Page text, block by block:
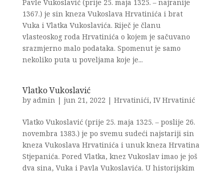
Pavle Vukoslavić (prije 25. maja 1325. – najranije
1367.) je sin kneza Vukoslava Hrvatinića i brat
Vuka i Vlatka Vukoslavića. Riječ je članu
vlasteoskog roda Hrvatinića o kojem je sačuvano
srazmjerno malo podataka. Spomenut je samo
nekoliko puta u poveljama koje je...
Vlatko Vukoslavić
by admin| jun 21, 2022 | Hrvatinići, IV Hrvatinić
Vlatko Vukoslavić (prije 25. maja 1325. – poslije 26.
novembra 1383.) je po svemu sudeći najstariji sin
kneza Vukoslava Hrvatinića i unuk kneza Hrvatina
Stjepanića. Pored Vlatka, knez Vukoslav imao je još
dva sina, Vuka i Pavla Vukoslavića. U historijskim